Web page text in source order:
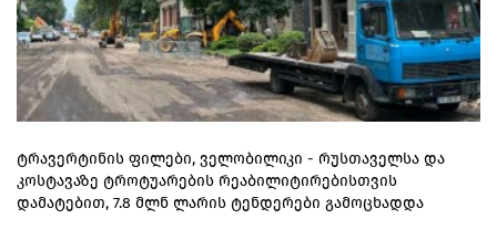
ტრავერტინის ფილები, ველობილიკი - რუსთაველსა და
კოსტავაზე ტროტუარების რეაბილიტირებისთვის
დამატებით, 7.8 მლნ ლარის ტენდერები გამოცხადდა